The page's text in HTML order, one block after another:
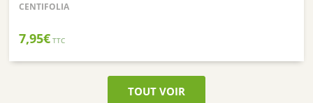
CENTIFOLIA
7,95€ TTC
TOUT VOIR